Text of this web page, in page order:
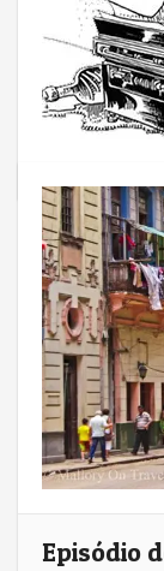
Episódio